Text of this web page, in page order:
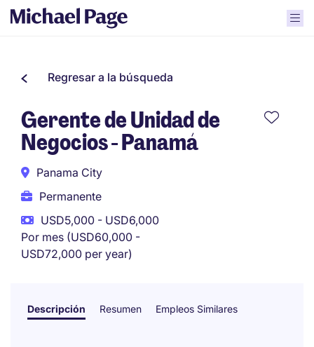
Regresar a la búsqueda
Gerente de Unidad de
Negocios - Panamá
Panama City
Permanente
USD5,000 - USD6,000
Por mes (USD60,000 -
USD72,000 per year)
Descripción Resumen Empleos Similares